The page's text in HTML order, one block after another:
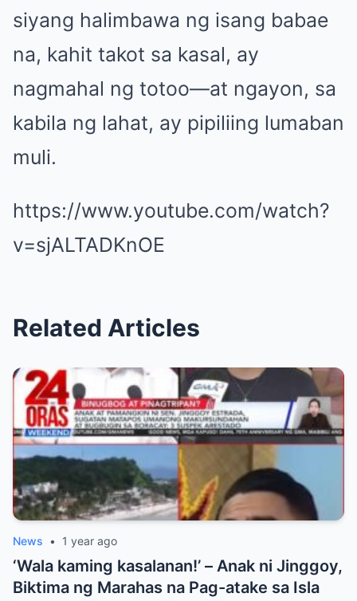
siyang halimbawa ng isang babae
na, kahit takot sa kasal, ay
nagmahal ng totoo—at ngayon, sa
kabila ng lahat, ay pipiliing lumaban
muli.
https://www.youtube.com/watch?
v=sjALTADKnOE
Related Articles
News • 1 year ago
‘Wala kaming kasalanan!’ – Anak ni Jinggoy,
Biktima ng Marahas na Pag-atake sa Isla